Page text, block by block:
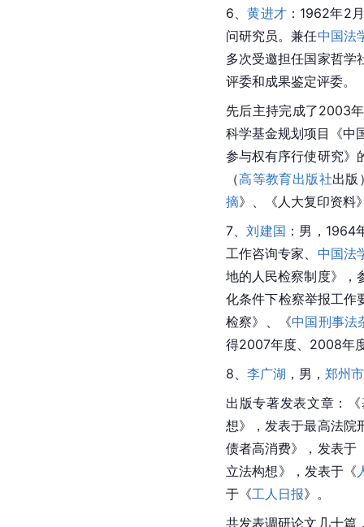
6、黄进才 ：1962年2
问研究员。兼任中国法
多次受邀担任国家哲学
评委和成果鉴定评委。
先后主持完成了2003
科学基金规划项目《中
参与权有序行使研究》
（高等教育出版社出版
摘》、《人大复印资料
7、刘建国 ：男，
工作咨询专家、 中国法
地的人民检察制度》，
化条件下检察举报工作
检察》、《中国刑事法
得2007年度、2008年
8、 李广湖 ，男， 郑州市
出版专著发表文章：
想》，发表于最高法院
债者高消费》，发表于
立法构想》，发表于《
于《工人日报》。
共发表调研论文几十篇